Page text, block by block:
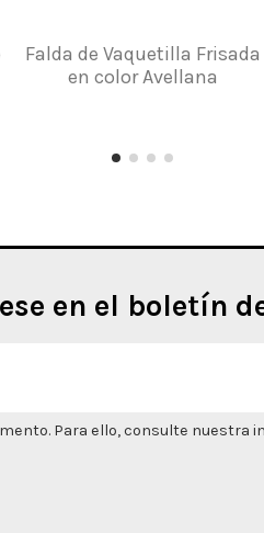
Falda de Vaquetilla Frisada
en color Avellana
en el boletín
Para ello, consulte nuestra